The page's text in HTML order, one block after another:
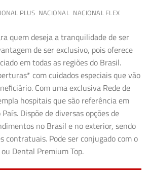
PLUS NACIONAL NACIONAL FLEX
quem deseja a tranquilidade de ser
de ser exclusivo, pois oferece
em todas as regiões do Brasil.
com cuidados especiais que vão
Com uma exclusiva Rede de
hospitais que são referência em
Dispõe de diversas opções de
no Brasil e no exterior, sendo
contratuais. Pode ser conjugado com o
Dental Premium Top.